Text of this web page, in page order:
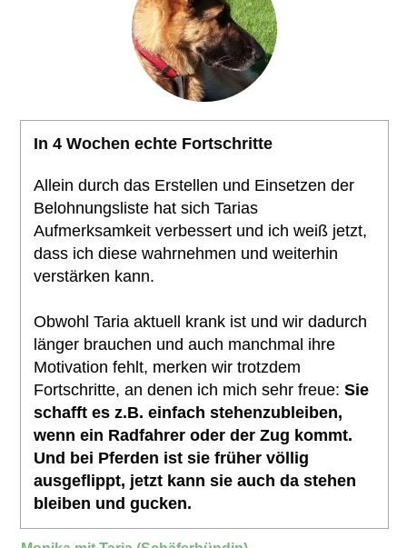
In 4 Wochen echte Fortschritte
Allein durch das Erstellen und Einsetzen der
Belohnungsliste hat sich Tarias
Aufmerksamkeit verbessert und ich weiß jetzt,
dass ich diese wahrnehmen und weiterhin
verstärken kann.
Obwohl Taria aktuell krank ist und wir dadurch
länger brauchen und auch manchmal ihre
Motivation fehlt, merken wir trotzdem
Fortschritte, an denen ich mich sehr freue: Sie
schafft es z.B. einfach stehenzubleiben,
wenn ein Radfahrer oder der Zug kommt.
Und bei Pferden ist sie früher völlig
ausgeflippt, jetzt kann sie auch da stehen
bleiben und gucken.